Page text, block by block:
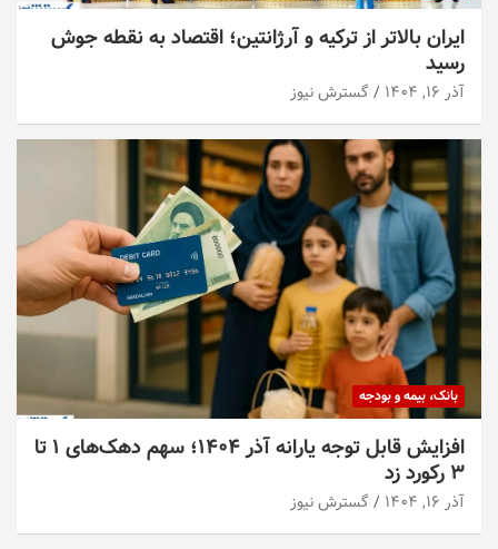
ایران بالاتر از ترکیه و آرژانتین؛ اقتصاد به نقطه جوش
رسید
آذر ۱۶, ۱۴۰۴ گسترش نیوز
بانک، بیمه و بودجه
افزایش قابل توجه یارانه آذر ۱۴۰۴؛ سهم دهک‌های ۱ تا
۳ رکورد زد
آذر ۱۶, ۱۴۰۴ گسترش نیوز